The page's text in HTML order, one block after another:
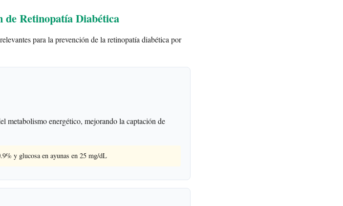
de Retinopatía Diabética
para la prevención de la retinopatía diabética por
metabolismo energético, mejorando la captación de
y glucosa en ayunas en 25 mg/dL